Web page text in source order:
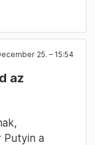
25. – 15:54
az
Putyin a